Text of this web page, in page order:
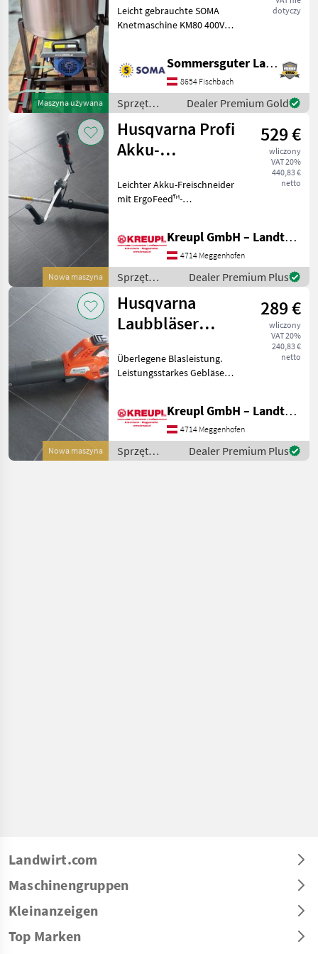
Maszyna używana
dotyczy
Leicht gebrauchte SOMA
Knetmaschine KM80 400V
Maschine ist beim Kunden
und kann unter der
Telefonnummer - besichtigt
werden.
Sommersguter Landmaschinen GmbH
8654 Fischbach
Sprzęt
ogrodniczy /
Sonstige
Dealer Premium Gold
Nowa maszyna
Husqvarna Profi
Akku-
525iRXT AKTION
529 €
wliczony
VAT 20%
440,83 €
netto
Leichter Akku-Freischneider
mit ErgoFeed™-
Die Husqvarna 525iRXT ist
ein robuster,
leistungsstarker und
professionelle
Kreupl GmbH – Landtechnik – Schlosserei – Anhänger
4714 Meggenhofen
Sprzęt
ogrodniczy /
Husqvarna
Dealer Premium Plus
Nowa maszyna
Husqvarna
Laubbläser
AKTION
289 €
wliczony
VAT 20%
240,83 €
netto
Überlegene Blasleistung.
Leistungsstarkes Gebläse
335iB ist ein
leistungsstarker Akku-
Laubbläser, der sich durch
hervorrag
Kreupl GmbH – Landtechnik – Schlosserei – Anhänger
4714 Meggenhofen
Sprzęt
ogrodniczy /
Dealer Premium Plus
Landwirt.com
Maschinengruppen
Kleinanzeigen
Top Marken